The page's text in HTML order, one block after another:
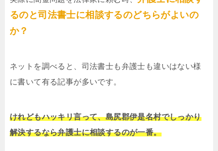
るのと司法書士に相談するのどちらがよいの
か？
ネットを調べると、司法書士も弁護士も違いはない様
に書いて有る記事が多いです。
けれどもハッキリ言って、島尻郡伊是名村でしっかり
解決するなら弁護士に相談するのが一番。